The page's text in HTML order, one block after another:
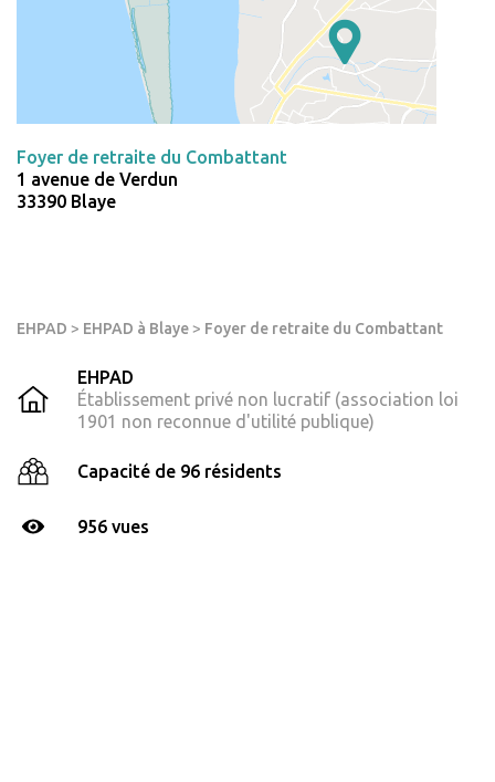
EHPAD > EHPAD à Blaye > Foyer de retraite du Combattant
EHPAD
Établissement privé non lucratif (association loi
1901 non reconnue d'utilité publique)
Capacité de 96 résidents
956 vues
Foyer de retraite du Combattant
1 avenue de Verdun
33390 Blaye